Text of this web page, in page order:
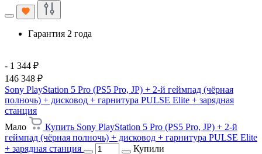
Гарантия 2 года
- 1 344 ₽
146 348 ₽
Sony PlayStation 5 Pro (PS5 Pro, JP) + 2-й геймпад (чёрная
полночь) + дисковод + гарнитура PULSE Elite + зарядная
станция
Мало
Купить Sony PlayStation 5 Pro (PS5 Pro, JP) + 2-й
геймпад (чёрная полночь) + дисковод + гарнитура PULSE Elite
+ зарядная станция
Купили